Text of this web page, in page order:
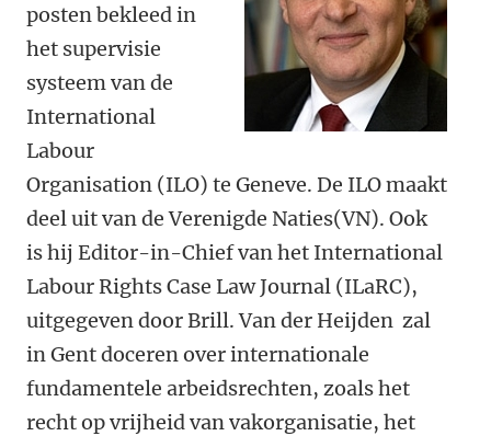
posten bekleed in
het supervisie
systeem van de
International
Labour
Organisation (ILO) te Geneve. De ILO maakt
deel uit van de Verenigde Naties(VN). Ook
is hij Editor-in-Chief van het International
Labour Rights Case Law Journal (ILaRC),
uitgegeven door Brill. Van der Heijden zal
in Gent doceren over internationale
fundamentele arbeidsrechten, zoals het
recht op vrijheid van vakorganisatie, het